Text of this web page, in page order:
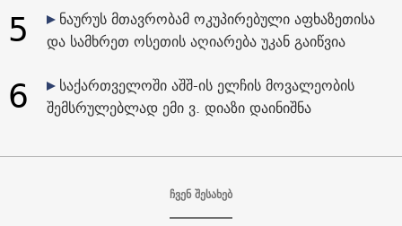
5
ნაურუს მთავრობამ ოკუპირებული აფხაზეთისა
და სამხრეთ ოსეთის აღიარება უკან გაიწვია
6
საქართველოში აშშ-ის ელჩის მოვალეობის
შემსრულებლად ემი ვ. დიაზი დაინიშნა
ჩვენ შესახებ